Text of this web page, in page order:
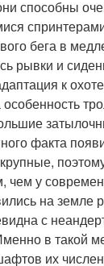
способны
бега в
рывки и
к
факта
у
на
с
в такой
их